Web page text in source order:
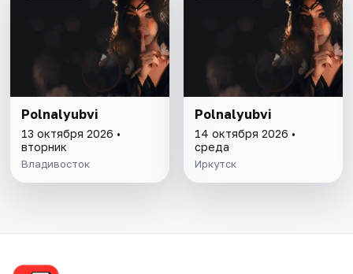
Polnalyubvi
13 октября 2026 •
вторник
Владивосток
Polnalyubvi
14 октября 2026 •
среда
Иркутск